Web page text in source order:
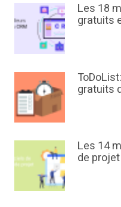
Les 18
gratuits
gratuits
Les 14
de